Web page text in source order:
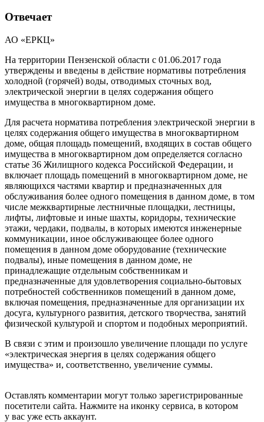
Отвечает
АО «ЕРКЦ»
На территории Пензенской области с 01.06.2017 года
утверждены и введены в действие нормативы потребления
холодной (горячей) воды, отводимых сточных вод,
электрической энергии в целях содержания общего
имущества в многоквартирном доме.
Для расчета норматива потребления электрической энергии в
целях содержания общего имущества в многоквартирном
доме, общая площадь помещений, входящих в состав общего
имущества в многоквартирном дом определяется согласно
статье 36 Жилищного кодекса Российской Федерации, и
включает площадь помещений в многоквартирном доме, не
являющихся частями квартир и предназначенных для
обслуживания более одного помещения в данном доме, в том
числе межквартирные лестничные площадки, лестницы,
лифты, лифтовые и иные шахты, коридоры, технические
этажи, чердаки, подвалы, в которых имеются инженерные
коммуникации, иное обслуживающее более одного
помещения в данном доме оборудование (технические
подвалы), иные помещения в данном доме, не
принадлежащие отдельным собственникам и
предназначенные для удовлетворения социально-бытовых
потребностей собственников помещений в данном доме,
включая помещения, предназначенные для организации их
досуга, культурного развития, детского творчества, занятий
физической культурой и спортом и подобных мероприятий.
В связи с этим и произошло увеличение площади по услуге
«электрическая энергия в целях содержания общего
имущества» и, соответственно, увеличение суммы.
Оставлять комментарии могут только зарегистрированные
посетители сайта. Нажмите на иконку сервиса, в котором
у вас уже есть аккаунт.